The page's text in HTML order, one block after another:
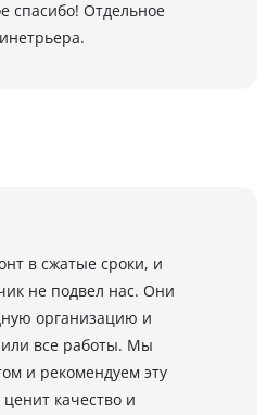
спасибо! Отдельное
в сжатые сроки, и
не подвел нас. Они
организацию и
все работы. Мы
и рекомендуем эту
качество и